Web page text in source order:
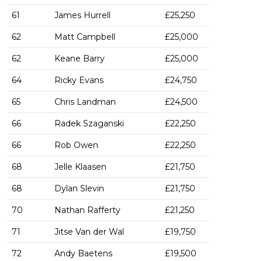
61 James Hurrell £25,250
62 Matt Campbell £25,000
62 Keane Barry £25,000
64 Ricky Evans £24,750
65 Chris Landman £24,500
66 Radek Szaganski £22,250
66 Rob Owen £22,250
68 Jelle Klaasen £21,750
68 Dylan Slevin £21,750
70 Nathan Rafferty £21,250
71 Jitse Van der Wal £19,750
72 Andy Baetens £19,500